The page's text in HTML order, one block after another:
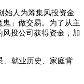
始人为筹集风投资金
」做交易。为了从主
投公司获得资金，加
、就业历史、家庭背